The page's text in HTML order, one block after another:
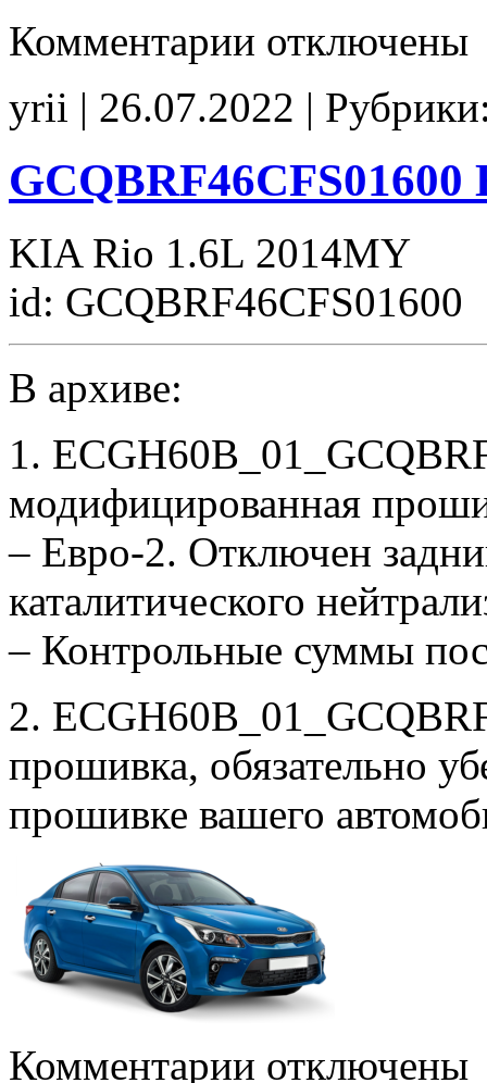
Комментарии записи
CHK(ok)
отключены
yrii | 26.07.2022 |
KIA Rio 1.6L 2014MY
id: GCQBRF46CFS01600
В архиве:
1.
модифицированная
– Евро-2. Отключен
каталитического
– Контрольные суммы
2.
прошивка, обязательно
прошивке вашего
Комментарии записи
отключены